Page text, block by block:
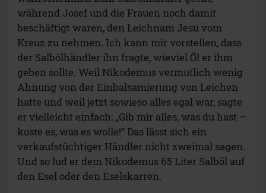
während Josef und die Frauen noch damit
beschäftigt waren, den Leichnam Jesu vom
Kreuz zu nehmen. Ich kann mir vorstellen, dass
der Salbölhändler ihn fragte, wieviel Öl er ihm
geben sollte. Weil Nikodemus vermutlich wenig
Ahnung von der Einbalsamierung von Leichen
hatte und weil jetzt sowieso alles egal war, sagte
er vielleicht einfach: „Gib mir alles, was du hast –
koste es, was es wolle!“ Das lässt sich ein
verkaufstüchtiger Händler nicht zweimal sagen.
Und so lud er dem Nikodemus 65 Liter Salböl auf
den Esel oder den Eselskarren.